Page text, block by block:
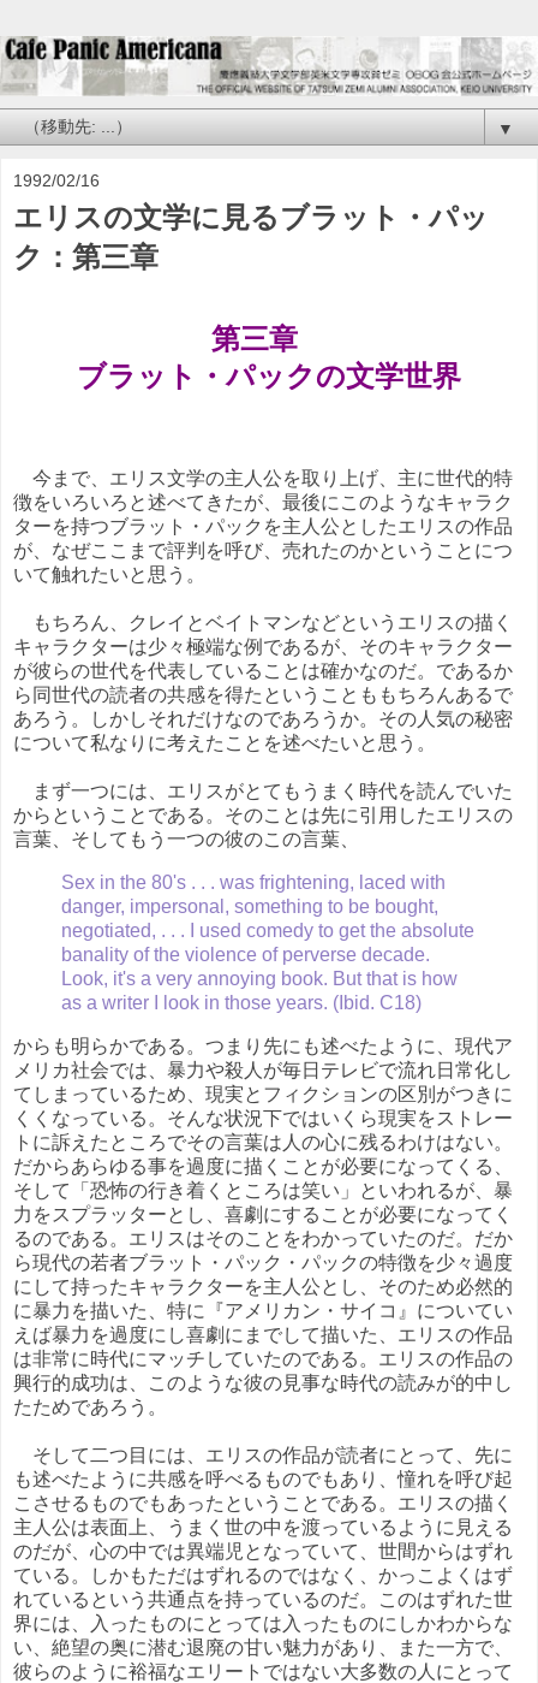
▼
1992/02/16
エリスの文学に見るブラット・パッ
ク：第三章
第三章
ブラット・パックの文学世界
今まで、エリス文学の主人公を取り上げ、主に世代的特
徴をいろいろと述べてきたが、最後にこのようなキャラク
ターを持つブラット・パックを主人公としたエリスの作品
が、なぜここまで評判を呼び、売れたのかということにつ
いて触れたいと思う。
もちろん、クレイとベイトマンなどというエリスの描く
キャラクターは少々極端な例であるが、そのキャラクター
が彼らの世代を代表していることは確かなのだ。であるか
ら同世代の読者の共感を得たということももちろんあるで
あろう。しかしそれだけなのであろうか。その人気の秘密
について私なりに考えたことを述べたいと思う。
まず一つには、エリスがとてもうまく時代を読んでいた
からということである。そのことは先に引用したエリスの
言葉、そしてもう一つの彼のこの言葉、
Sex in the 80's . . . was frightening, laced with
danger, impersonal, something to be bought,
negotiated, . . . I used comedy to get the absolute
banality of the violence of perverse decade.
Look, it's a very annoying book. But that is how
as a writer I look in those years. (Ibid. C18)
からも明らかである。つまり先にも述べたように、現代ア
メリカ社会では、暴力や殺人が毎日テレビで流れ日常化し
てしまっているため、現実とフィクションの区別がつきに
くくなっている。そんな状況下ではいくら現実をストレー
トに訴えたところでその言葉は人の心に残るわけはない。
だからあらゆる事を過度に描くことが必要になってくる、
そして「恐怖の行き着くところは笑い」といわれるが、暴
力をスプラッターとし、喜劇にすることが必要になってく
るのである。エリスはそのことをわかっていたのだ。だか
ら現代の若者ブラット・パック・パックの特徴を少々過度
にして持ったキャラクターを主人公とし、そのため必然的
に暴力を描いた、特に『アメリカン・サイコ』についてい
えば暴力を過度にし喜劇にまでして描いた、エリスの作品
は非常に時代にマッチしていたのである。エリスの作品の
興行的成功は、このような彼の見事な時代の読みが的中し
たためであろう。
そして二つ目には、エリスの作品が読者にとって、先に
も述べたように共感を呼べるものでもあり、憧れを呼び起
こさせるものでもあったということである。エリスの描く
主人公は表面上、うまく世の中を渡っているように見える
のだが、心の中では異端児となっていて、世間からはずれ
ている。しかもただはずれるのではなく、かっこよくはず
れているという共通点を持っているのだ。このはずれた世
界には、入ったものにとっては入ったものにしかわからな
い、絶望の奥に潜む退廃の甘い魅力があり、また一方で、
彼らのように裕福なエリートではない大多数の人にとって